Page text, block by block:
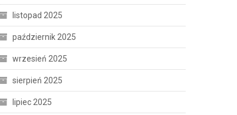
listopad 2025
październik 2025
wrzesień 2025
sierpień 2025
lipiec 2025